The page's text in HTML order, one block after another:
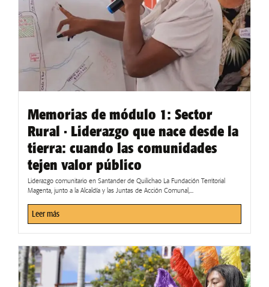
Memorias de módulo 1: Sector
Rural · Liderazgo que nace desde la
tierra: cuando las comunidades
tejen valor público
Liderazgo comunitario en Santander de Quilichao La Fundación Territorial
Magenta, junto a la Alcaldía y las Juntas de Acción Comunal,...
Leer más